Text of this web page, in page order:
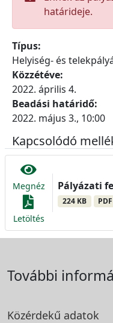
határideje.
Típus:
Helyiség- és
Közzétéve:
2022. április 4.
Beadási határidő:
2022. május 3., 10:00
Kapcsolódó
Megnéz
Letöltés
Pályázati
224 KB
További
Közérdekű adatok